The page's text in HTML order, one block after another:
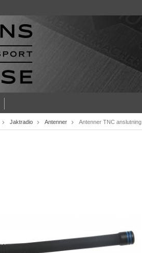
Jaktradio Antenner Antenner TNC anslutning